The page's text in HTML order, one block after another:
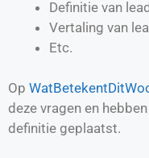
Definitie van
Vertaling van
Etc.
Op
deze vragen en
definitie geplaatst.